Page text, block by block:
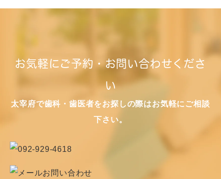
お気軽にご予約・お問い合わせくださ
い
太宰府で歯科・歯医者をお探しの際はお気軽にご相談
下さい。